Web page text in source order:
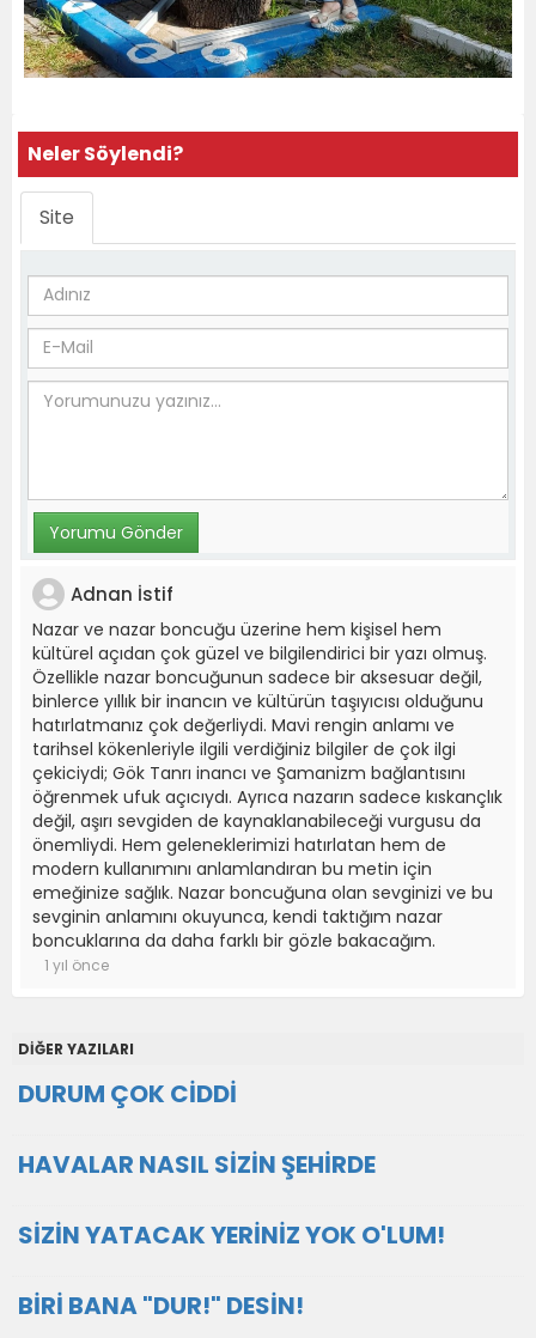
Neler Söylendi?
Site
Adnan İstif
Nazar ve nazar boncuğu üzerine hem kişisel hem
kültürel açıdan çok güzel ve bilgilendirici bir yazı olmuş.
Özellikle nazar boncuğunun sadece bir aksesuar değil,
binlerce yıllık bir inancın ve kültürün taşıyıcısı olduğunu
hatırlatmanız çok değerliydi. Mavi rengin anlamı ve
tarihsel kökenleriyle ilgili verdiğiniz bilgiler de çok ilgi
çekiciydi; Gök Tanrı inancı ve Şamanizm bağlantısını
öğrenmek ufuk açıcıydı. Ayrıca nazarın sadece kıskançlık
değil, aşırı sevgiden de kaynaklanabileceği vurgusu da
önemliydi. Hem geleneklerimizi hatırlatan hem de
modern kullanımını anlamlandıran bu metin için
emeğinize sağlık. Nazar boncuğuna olan sevginizi ve bu
sevginin anlamını okuyunca, kendi taktığım nazar
boncuklarına da daha farklı bir gözle bakacağım.
1 yıl önce
DİĞER YAZILARI
DURUM ÇOK CİDDİ
HAVALAR NASIL SİZİN ŞEHİRDE
SİZİN YATACAK YERİNİZ YOK O'LUM!
BİRİ BANA "DUR!" DESİN!